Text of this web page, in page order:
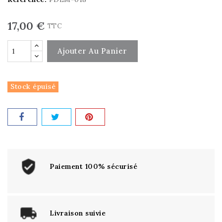
17,00 € TTC
Ajouter Au Panier
Stock épuisé
Paiement 100% sécurisé
Livraison suivie